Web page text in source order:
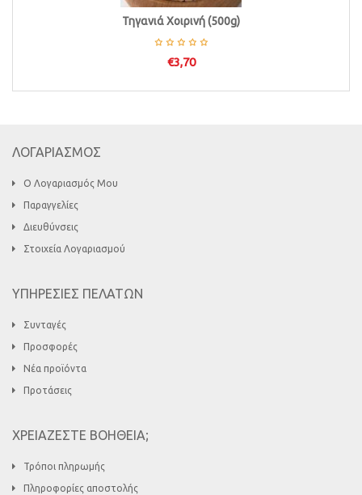
Τηγανιά Χοιρινή (500g)
€3,70
ΛΟΓΑΡΙΑΣΜΟΣ
Ο Λογαριασμός Μου
Παραγγελίες
Διευθύνσεις
Στοιχεία Λογαριασμού
ΥΠΗΡΕΣΙΕΣ ΠΕΛΑΤΩΝ
Συνταγές
Προσφορές
Νέα προϊόντα
Προτάσεις
ΧΡΕΙΑΖΕΣΤΕ ΒΟΗΘΕΙΑ;
Τρόποι πληρωμής
Πληροφορίες αποστολής